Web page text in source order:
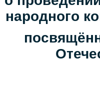
народного